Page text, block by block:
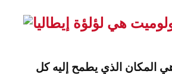
هي المكان الذي يطمح إليه كل